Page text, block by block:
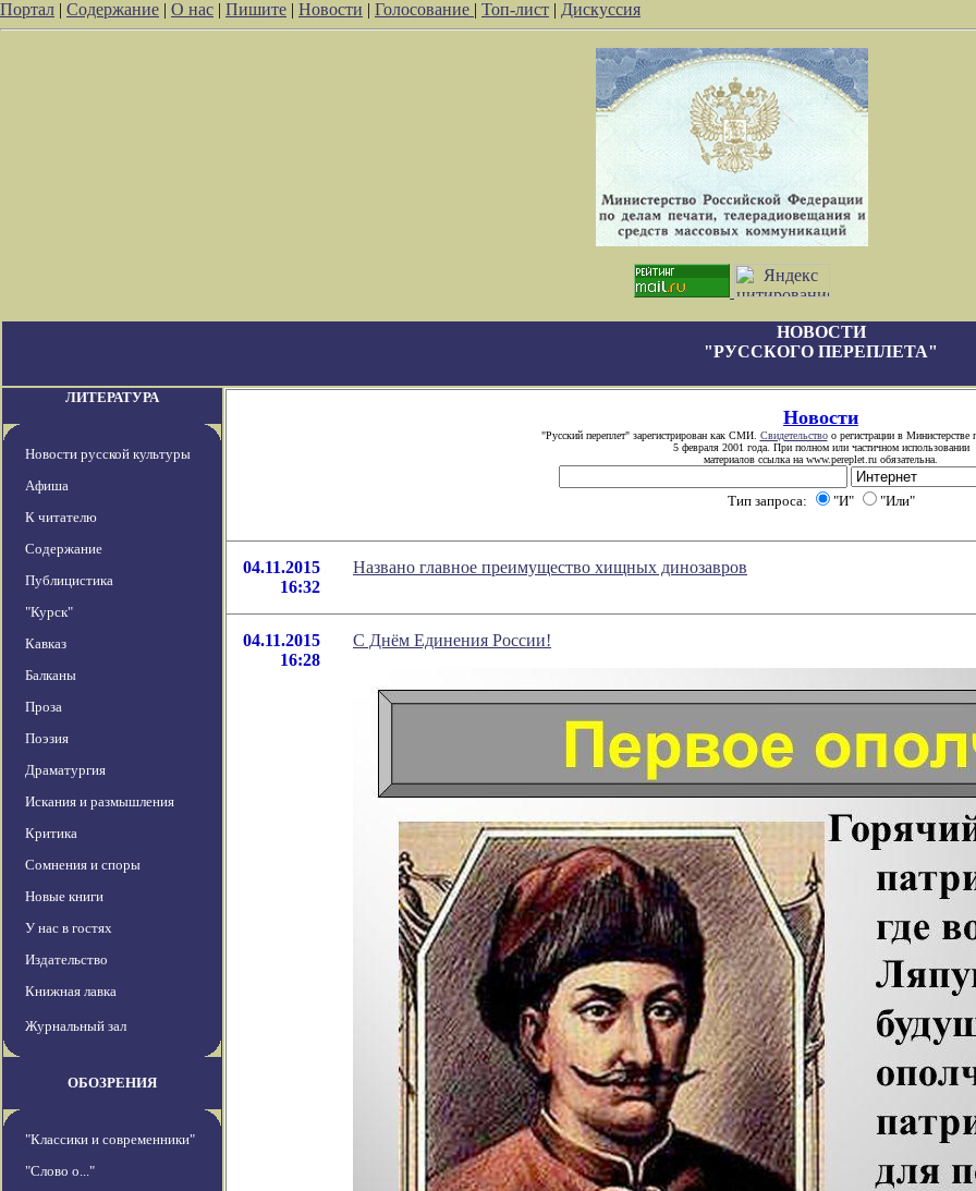
Портал | Содержание | О нас | Пишите | Новости | Голосование | Топ-лист | Дискуссия
НОВОСТИ
"РУССКОГО ПЕРЕПЛЕТА"
ЛИТЕРАТУРА
Новости русской культуры
Афиша
К читателю
Содержание
Публицистика
"Курск"
Кавказ
Балканы
Проза
Поэзия
Драматургия
Искания и размышления
Критика
Сомнения и споры
Новые книги
У нас в гостях
Издательство
Книжная лавка
Журнальный зал
ОБОЗРЕНИЯ
"Классики и современники"
"Слово о..."
Новости
"Русский переплет" зарегистрирован как СМИ. Свидетельствоо регистрации в
5 февраля 2001 года. При полном или частичном использовании
материалов ссылка на www.pereplet.ru обязательна.
Тип запроса: "И" "Или"
04.11.2015
16:32
Названо главное преимущество хищных динозавров
04.11.2015
16:28
С Днём Единения России!